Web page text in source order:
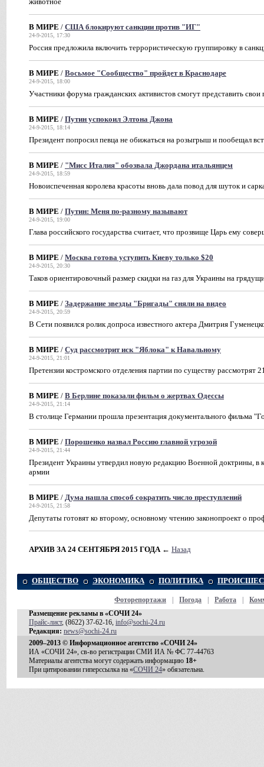
В МИРЕ / США блокируют санкции против "ИГ"
24-9-2015, 17:30
Россия предложила включить террористическую группировку в
В МИРЕ / Восьмое "Сообщество" пройдет в Краснодаре
24-9-2015, 18:00
Участники форума гражданских активистов смогут представить
В МИРЕ / Путин успокоил Элтона Джона
24-9-2015, 18:14
Президент попросил певца не обижаться на розыгрыш и пообещал
В МИРЕ / "Мисс Италия" обозвала Джордана итальянцем
24-9-2015, 18:59
Новоиспеченная королева красоты вновь дала повод для шуток и
В МИРЕ / Путин: Меня по-разному называют
24-9-2015, 19:00
Глава российского государства считает, что прозвище Царь ему
В МИРЕ / Москва готова уступить Киеву только $20
24-9-2015, 20:30
Таков ориентировочный размер скидки на газ для Украины на
В МИРЕ / Задержание звезды "Бригады" сняли на видео
24-9-2015, 20:59
В Сети появился ролик допроса известного актера Дмитрия
В МИРЕ / Суд рассмотрит иск "Яблока" к Навальному
24-9-2015, 21:01
Претензии костромского отделения партии по существу рассмотрят
В МИРЕ / В Берлине показали фильм о жертвах Одессы
24-9-2015, 21:14
В столице Германии прошла презентация документального фильма
В МИРЕ / Порошенко назвал Россию главной угрозой
24-9-2015, 21:44
Президент Украины утвердил новую редакцию Военной доктрины, в
армии
В МИРЕ / Дума нашла способ сократить число преступлений
24-9-2015, 21:58
Депутаты готовят ко второму, основному чтению законопроект о
АРХИВ ЗА 24 СЕНТЯБРЯ 2015 ГОДА ← Назад
ОБЩЕСТВО ЭКОНОМИКА ПОЛИТИКА
Фоторепортажи Погода Работа
Размещение рекламы в «СОЧИ 24»
Прайс-лист, (8622) 37-62-16, info@sochi-24.ru
Редакция: news@sochi-24.ru
2009–2013 © Информационное агентство «СОЧИ 24»
ИА «СОЧИ 24», св-во регистрации СМИ ИА № ФС 77-44763
Материалы агентства могут содержать информацию 18+
При цитировании гиперссылка на «СОЧИ 24» обязательна.